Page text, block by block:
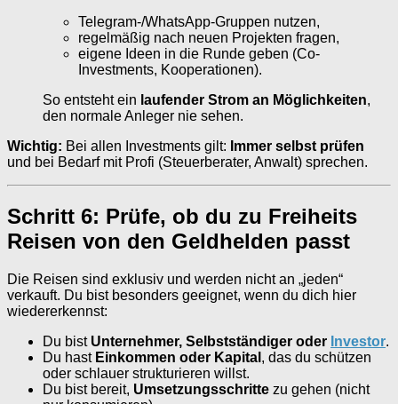
Telegram-/WhatsApp-Gruppen nutzen,
regelmäßig nach neuen Projekten fragen,
eigene Ideen in die Runde geben (Co-
Investments, Kooperationen).
So entsteht ein laufender Strom an Möglichkeiten,
den normale Anleger nie sehen.
Wichtig: Bei allen Investments gilt: Immer selbst prüfen
und bei Bedarf mit Profi (Steuerberater, Anwalt) sprechen.
Schritt 6: Prüfe, ob du zu Freiheits
Reisen von den Geldhelden passt
Die Reisen sind exklusiv und werden nicht an „jeden“
verkauft. Du bist besonders geeignet, wenn du dich hier
wiedererkennst:
Du bist Unternehmer, Selbstständiger oder Investor.
Du hast Einkommen oder Kapital , das du schützen
oder schlauer strukturieren willst.
Du bist bereit, Umsetzungsschritte zu gehen (nicht